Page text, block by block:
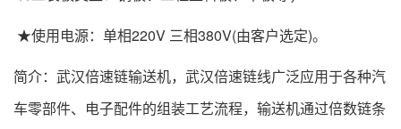
★使用电源：单相220V 三相380V(由客户选定)。
简介：武汉倍速链输送机，武汉倍速链线广泛应用于各种汽
车零部件、电子配件的组装工艺流程，输送机通过倍数链条